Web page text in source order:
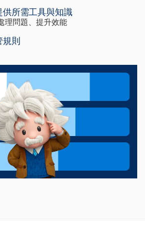
升儀表板
享有更快速的分析技術
立即觀看
所需工具與知識
理問題、提升效能
規則